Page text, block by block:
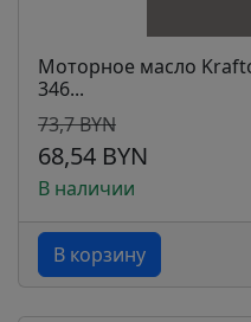
Моторное масло
346...
73,7 BYN
68,54 BYN
В наличии
В корзину